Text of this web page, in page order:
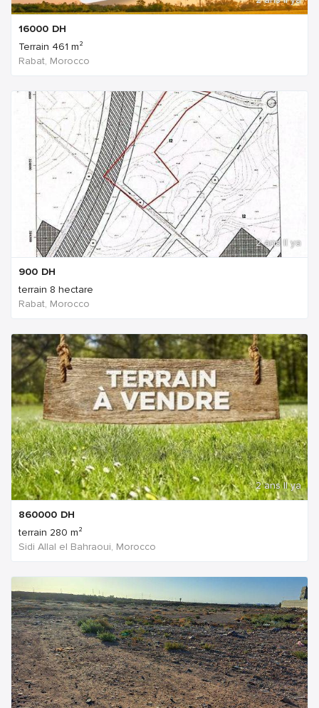
16000 DH
Terrain 461 m²
Rabat, Morocco
2 ans Il ya
900 DH
terrain 8 hectare
Rabat, Morocco
2 ans Il ya
860000 DH
terrain 280 m²
Sidi Allal el Bahraoui, Morocco